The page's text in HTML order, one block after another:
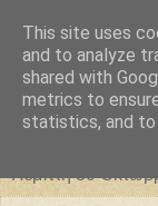
"ἄγει πρός φῶς
Πέμπτη 30
This site uses
and to analyze
shared with
metrics to
statistics, and to